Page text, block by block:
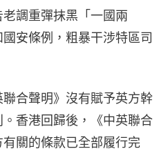
調重彈抹黑「一國兩
安條例，粗暴干涉特區司
合聲明》沒有賦予英方幹
香港回歸後，《中英聯合
關的條款已全部履行完